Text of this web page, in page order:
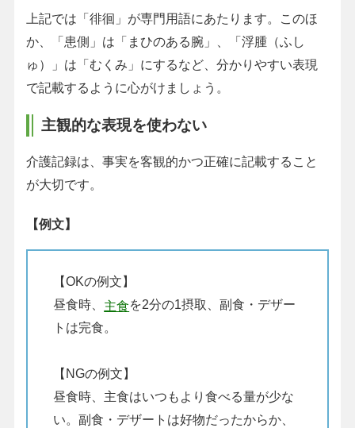
上記では「徘徊」が専門用語にあたります。このほ
か、「患側」は「まひのある腕」、「浮腫（ふし
ゅ）」は「むくみ」にするなど、分かりやすい表現
で記載するように心がけましょう。
主観的な表現を使わない
介護記録は、事実を客観的かつ正確に記載すること
が大切です。
【例文】
【OKの例文】
昼食時、 主食を2分の1摂取、副食・デザー
トは完食。
【NGの例文】
昼食時、主食はいつもより食べる量が少な
い。副食・デザートは好物だったからか、